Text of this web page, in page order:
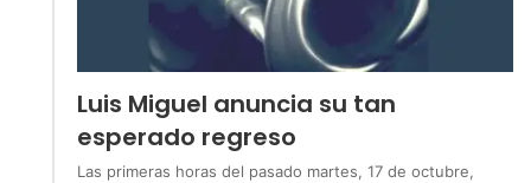
Luis Miguel anuncia su tan
esperado regreso
Las primeras horas del pasado martes, 17 de octubre,